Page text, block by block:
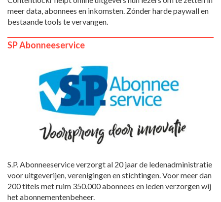
meer data, abonnees en inkomsten. Zónder harde paywall en
bestaande tools te vervangen.
SP Abonneeservice
S.P. Abonneeservice verzorgt al 20 jaar de ledenadministratie
voor uitgeverijen, verenigingen en stichtingen. Voor meer dan
200 titels met ruim 350.000 abonnees en leden verzorgen wij
het abonnementenbeheer.